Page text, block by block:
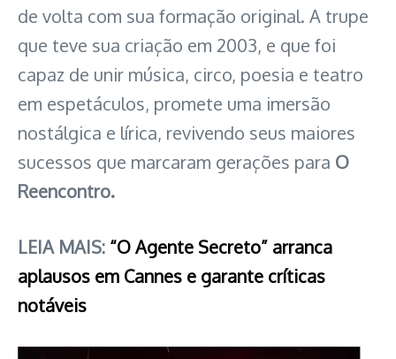
de volta com sua formação original. A trupe
que teve sua criação em 2003, e que foi
capaz de unir música, circo, poesia e teatro
em espetáculos, promete uma imersão
nostálgica e lírica, revivendo seus maiores
sucessos que marcaram gerações para O
Reencontro.
LEIA MAIS: “O Agente Secreto” arranca
aplausos em Cannes e garante críticas
notáveis